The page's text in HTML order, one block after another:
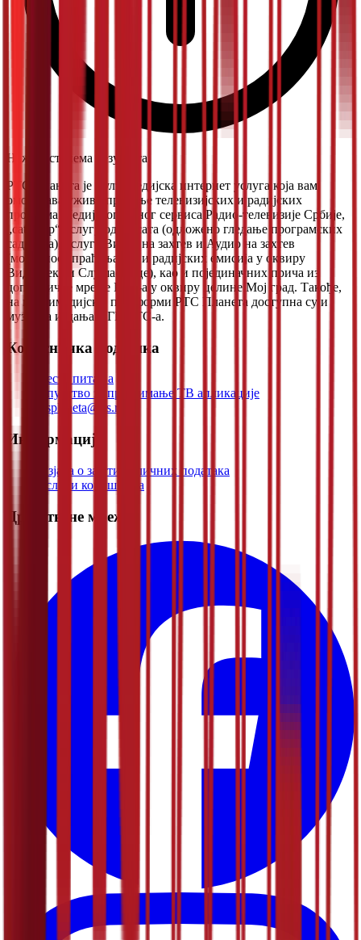
Нажалост, нема резултата.
РТС Планета је мултимедијска интернет услуга која вам
омогућава уживо праћење телевизијских и радијских
програма Медијског јавног сервиса Радио-телевизије Србије,
„catch up“ услугу од 72 сата (одложено гледање програмских
садржаја), услуге Видео на захтев и Аудио на захтев
(могућност праћења ТВ и радијских емисија у оквиру
Видеотеке и Слушаонице), као и појединачних прича из
дописничке мреже РТС-а у оквиру целине Мој град. Такође,
на мултимедијској платформи РТС Планета доступна су и
музичка издања ПГП РТС-а.
Корисничка подршка
Честа питања
Упутство за преузимање ТВ апликације
rtsplaneta@rts.rs
Информације
Изјава о заштити личних података
Услови коришћења
Друштвене мреже